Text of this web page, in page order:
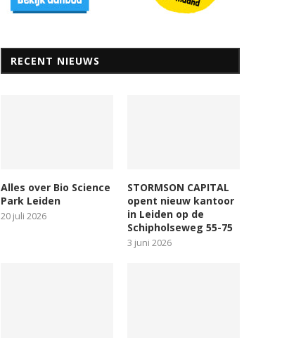
RECENT NIEUWS
Alles over Bio Science
Park Leiden
20 juli 2026
STORMSON CAPITAL
opent nieuw kantoor
in Leiden op de
Schipholseweg 55-75
3 juni 2026